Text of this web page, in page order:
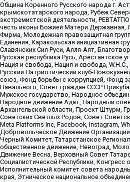
Община Коренного Русского народа г.
крымскотатарского народа, Рубеж
экстремистской деятельности,
честь иконы Божией Матери Державная,
Фирма, Молодежная правозащитная
Единения, Каракольская инициативная
Славянских Сил Руси, Алля-Аят,
Русская республика Русь, Арестантское
Нация и свобода, Нация и свобода,
Русский Патриотический клуб-
союз, Фонд борьбы с коррупцией, Фонд
Навального, Совет граждан СССР
Мужское государство, Народное
Народное движение Адат, Народный
Архангельской области, Проект Штурм,
Советских Светлых Родов, Совет
Meta Platforms Inc, Facebook, Instagram,
Добровольческое Движение Организации
Черный Комитет, Татарстанское
общественное движение, Невоград,
Движение Весна, Верховный Совет
Социалистической Республики, Конгресс
Исполнительный комитет совета
края, Этническое национальное